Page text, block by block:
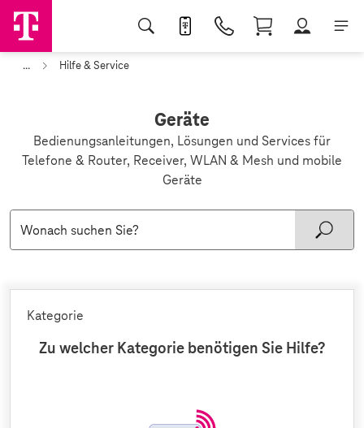
... Hilfe & Service
Geräte
Bedienungsanleitungen, Lösungen und Services für
Telefone & Router, Receiver, WLAN & Mesh und mobile
Geräte
Kategorie
Zu welcher Kategorie benötigen Sie Hilfe?